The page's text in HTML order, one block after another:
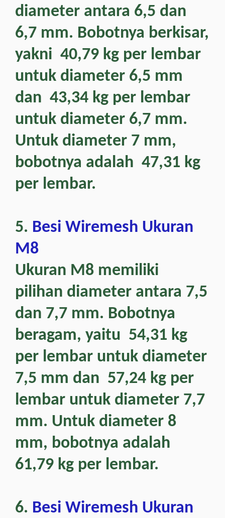
diameter antara 6,5 dan
6,7 mm. Bobotnya berkisar,
yakni 40,79 kg per lembar
untuk diameter 6,5 mm
dan 43,34 kg per lembar
untuk diameter 6,7 mm.
Untuk diameter 7 mm,
bobotnya adalah 47,31 kg
per lembar.
5. Besi Wiremesh Ukuran
M8
Ukuran M8 memiliki
pilihan diameter antara 7,5
dan 7,7 mm. Bobotnya
beragam, yaitu 54,31 kg
per lembar untuk diameter
7,5 mm dan 57,24 kg per
lembar untuk diameter 7,7
mm. Untuk diameter 8
mm, bobotnya adalah
61,79 kg per lembar.
6. Besi Wiremesh Ukuran